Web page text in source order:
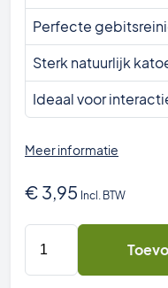
Perfecte
Sterk natuurlijk
Ideaal voor
Meer informatie
€ 3,95 Incl. BTW
PPC
Katoenen
Bal